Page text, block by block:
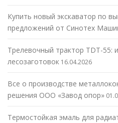
Купить новый экскаватор по
предложений от Синотех
Трелевочный трактор TDT-55:
лесозаготовок 16.04.2026
Все о производстве
решения ООО «Завод опор»
Термостойкая эмаль для